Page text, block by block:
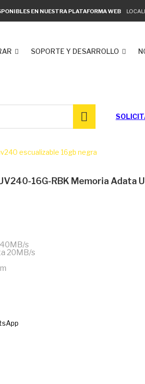
EN NUESTRA PLATAFORMA WEB
SOPORTE Y DESARROLLO
escualizable 16gb negra
16G-RBK Memoria Adata
s
20MB/s